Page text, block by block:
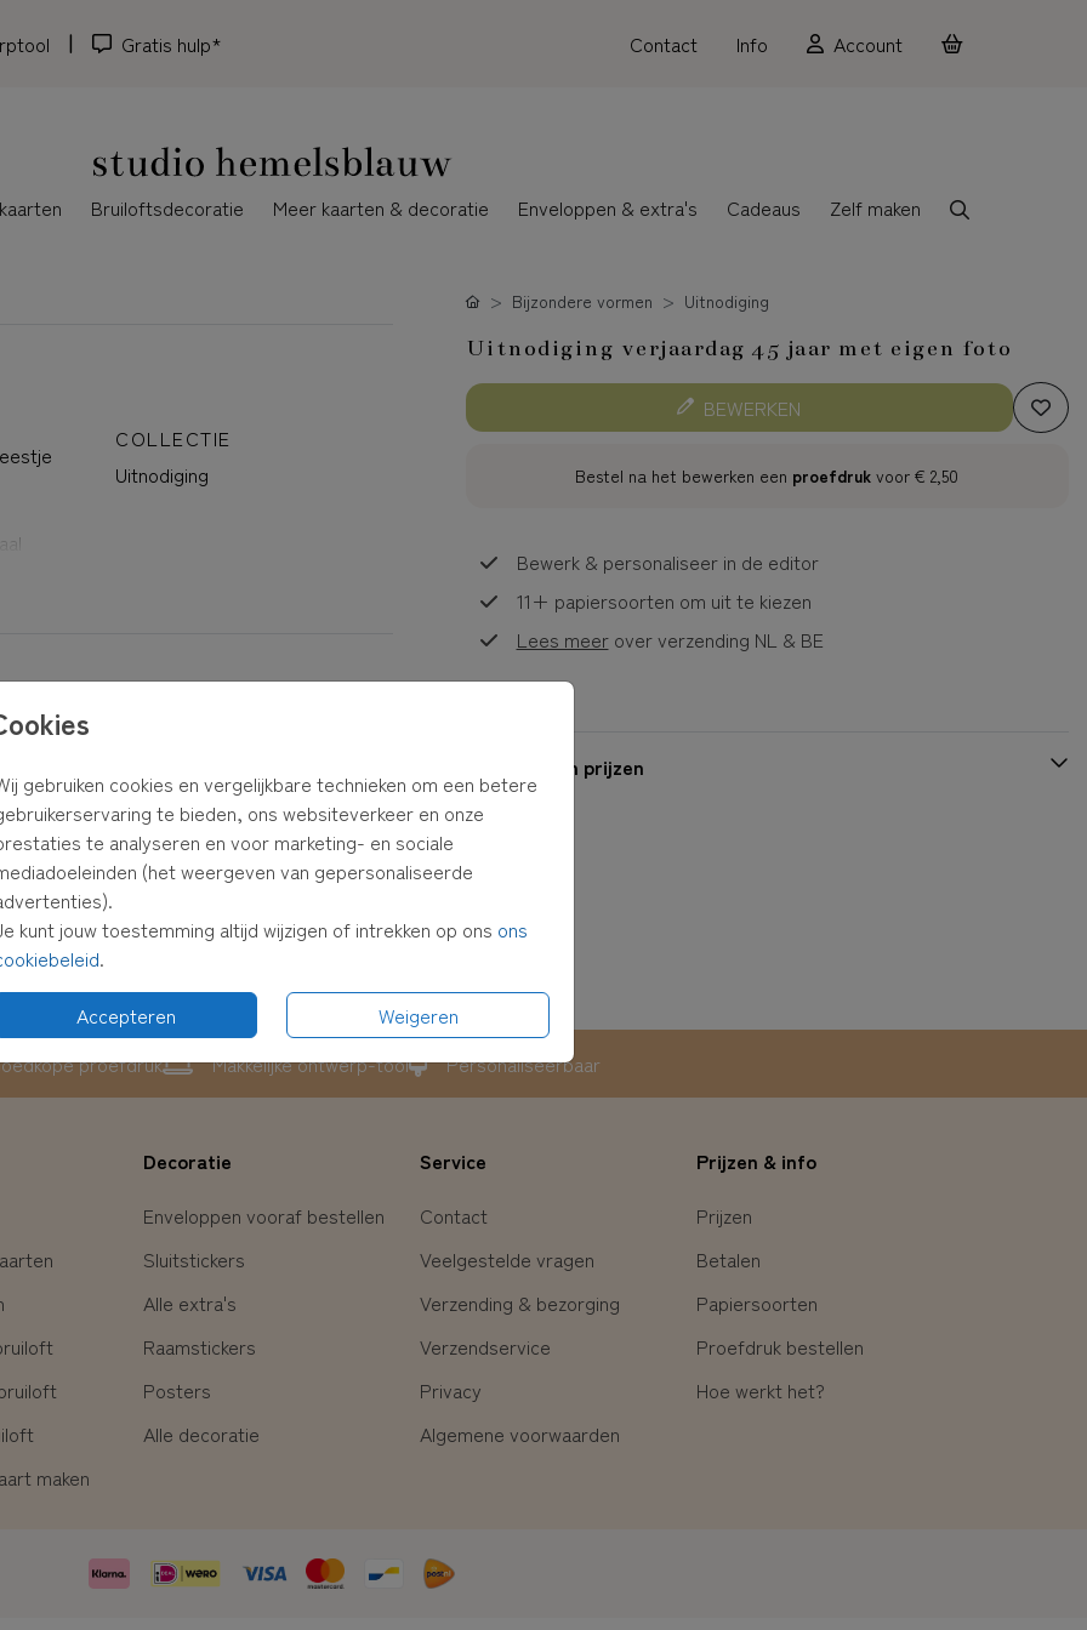
Gratis hulp* Contact Info Account
Bruiloftsdecoratie Meer kaarten & decoratie Enveloppen & extra's Cadeaus Zelf maken
gebruiken cookies en vergelijkbare technieken om een betere
te bieden, ons websiteverkeer en onze
te analyseren en voor marketing- en sociale
(het weergeven van gepersonaliseerde
kunt jouw toestemming altijd wijzigen of intrekken op ons ons
.
Accepteren
Weigeren
of
. Bij
en
in je
COLLECTIE
Uitnodiging
Bijzondere vormen Uitnodiging
Uitnodiging verjaardag 45 jaar met eigen foto
BEWERKEN
Bestel na het bewerken een proefdruk voor€ 2,50
Bewerk & personaliseer in de editor
11+ papiersoorten om uit te kiezen
Lees meerover verzending NL & BE
Formaten en prijzen
proefdruk Makkelijke ontwerp-tool Personaliseerbaar
maken
Decoratie
Enveloppen vooraf bestellen
Sluitstickers
Alle extra's
Raamstickers
Posters
Alle decoratie
Service
Contact
Veelgestelde vragen
Verzending & bezorging
Verzendservice
Privacy
Algemene voorwaarden
Prijzen & info
Prijzen
Betalen
Papiersoorten
Proefdruk bestellen
Hoe werkt het?